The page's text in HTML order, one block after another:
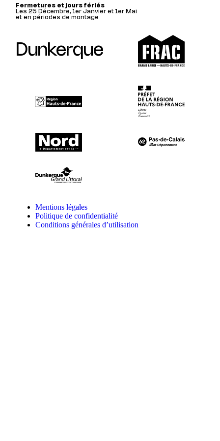
Fermetures et jours fériés
Les 25 Décembre, 1er Janvier et 1er Mai
et en périodes de montage
Dunkerque
Mentions légales
Politique de confidentialité
Conditions générales d’utilisation